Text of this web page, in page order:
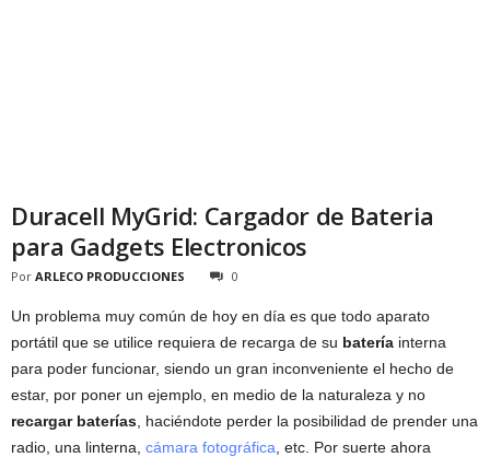
Duracell MyGrid: Cargador de Bateria
para Gadgets Electronicos
Por ARLECO PRODUCCIONES 0
Un problema muy común de hoy en día es que todo aparato
portátil que se utilice requiera de recarga de su batería interna
para poder funcionar, siendo un gran inconveniente el hecho de
estar, por poner un ejemplo, en medio de la naturaleza y no
recargar baterías , haciéndote perder la posibilidad de prender una
radio, una linterna, cámara fotográfica , etc. Por suerte ahora